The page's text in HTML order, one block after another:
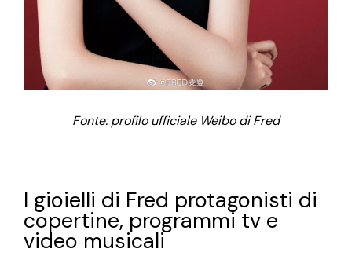
Fonte: profilo ufficiale Weibo di Fred
I gioielli di Fred protagonisti di
copertine, programmi tv e
video musicali